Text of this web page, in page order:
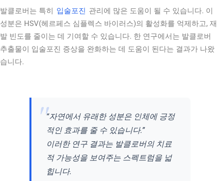
발클로버는 특히 입술포진 관리에 많은 도움이 될 수 있습니다. 이
성분은 HSV(헤르페스 심플렉스 바이러스)의 활성화를 억제하고, 재
발 빈도를 줄이는 데 기여할 수 있습니다. 한 연구에서는 발클로버
추출물이 입술포진 증상을 완화하는 데 도움이 된다는 결과가 나왔
습니다.
“자연에서 유래한 성분은 인체에 긍정
적인 효과를 줄 수 있습니다.”
이러한 연구 결과는 발클로버의 치료
적 가능성을 보여주는 스펙트럼을 넓
힙니다.